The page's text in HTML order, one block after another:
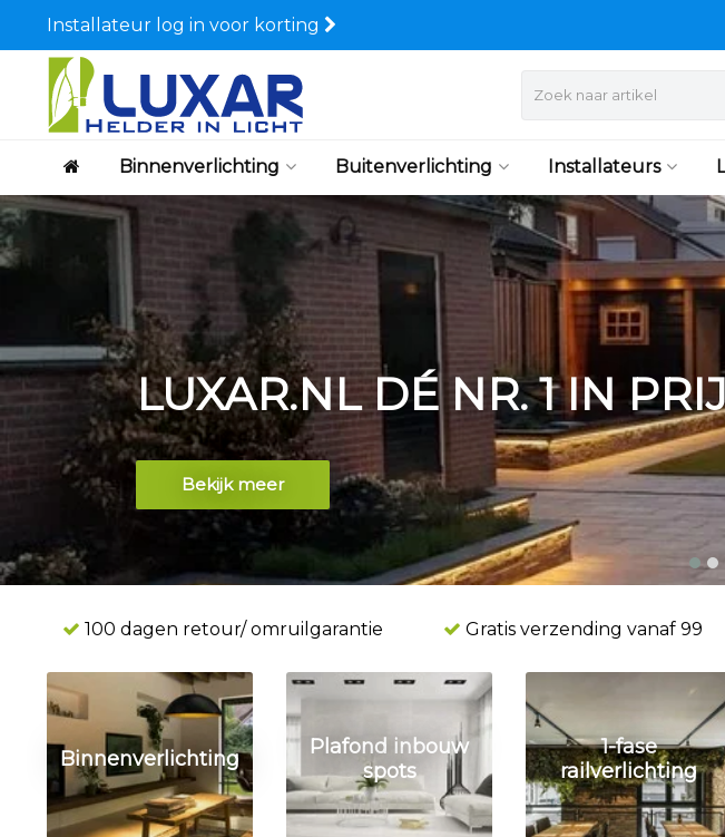
Installateur log in voor korting
Binnenverlichting Buitenverlichting Installateurs
Sale
Bekijk meer
100 dagen retour/ omruilgarantie Gratis verzending vanaf 99
Binnenverlichting
Plafond inbouw
spots
1-fase
railverlichting